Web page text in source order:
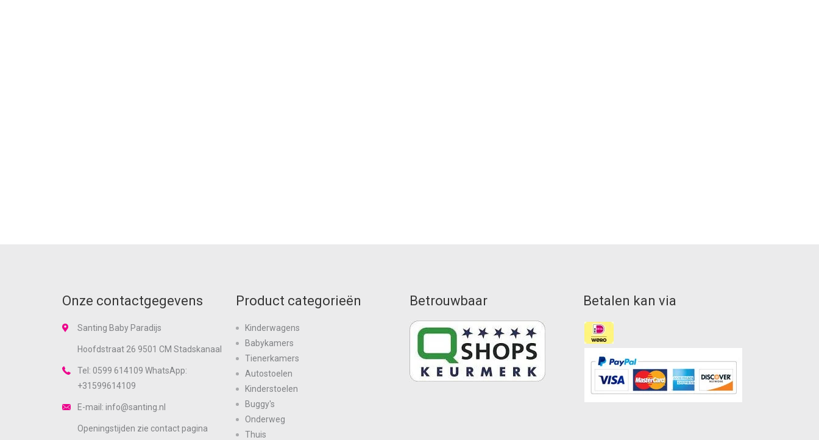
Onze contactgegevens
Santing Baby Paradijs
Hoofdstraat 26 9501 CM Stadskanaal
Tel: 0599 614109 WhatsApp:
+31599614109
E-mail: info@santing.nl
Openingstijden zie contactpagina
Product categorieën
Kinderwagens
Babykamers
Tienerkamers
Autostoelen
Kinderstoelen
Buggy's
Onderweg
Thuis
Betrouwbaar Betalen kan via